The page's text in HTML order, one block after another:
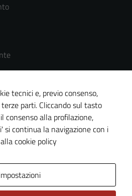
sito
tecnici e, previo consenso,
parti. Cliccando sul tasto
consenso alla profilazione,
si continua la navigazione con i
cookie policy